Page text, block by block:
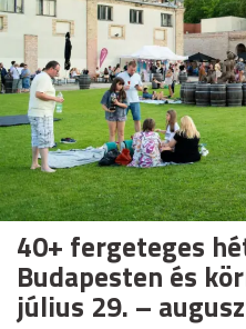
40+ fergeteges
Budapesten és
július 29. –